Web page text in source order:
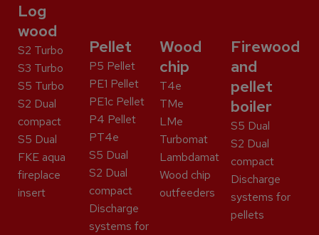
Log
wood
S2 Turbo
S3 Turbo
S5 Turbo
S2 Dual
compact
S5 Dual
FKE aqua
fireplace
insert
Pellet
P5 Pellet
PE1 Pellet
PE1c Pellet
P4 Pellet
PT4e
S5 Dual
S2 Dual
compact
Discharge
systems for
Wood
chip
T4e
TMe
LMe
Turbomat
Lambdamat
Wood chip
outfeeders
Firewood
and
pellet
boiler
S5 Dual
S2 Dual
compact
Discharge
systems for
pellets